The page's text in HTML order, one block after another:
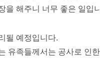
을 해주니 너무 좋은 일입
될 예정입니다.
유족들께서는 공사로 인